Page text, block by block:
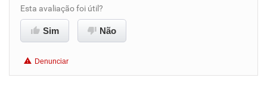
Recomenda esta empresa
Esta avaliação foi útil?
Sim Não
Denunciar